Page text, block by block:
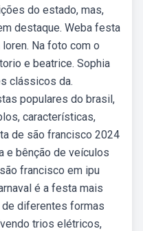
do estado, mas,
destaque. Weba festa
Na foto com o
e beatrice. Sophia
clássicos da.
populares do brasil,
características,
de são francisco 2024
e bênção de veículos
francisco em ipu
é a festa mais
de diferentes formas
trios elétricos,